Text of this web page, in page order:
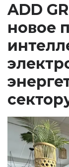
ADD
новое